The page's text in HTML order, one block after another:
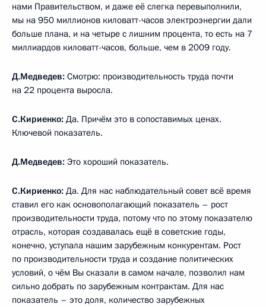
нами Правительством, и даже её слегка перевыполнили,
мы на 950 миллионов киловатт-часов электроэнергии дали
больше плана, и на четыре с лишним процента, то есть на 7
миллиардов киловатт-часов, больше, чем в 2009 году.
Д.Медведев: Смотрю: производительность труда почти
на 22 процента выросла.
С.Кириенко: Да. Причём это в сопоставимых ценах.
Ключевой показатель.
Д.Медведев: Это хороший показатель.
С.Кириенко: Да. Для нас наблюдательный совет всё время
ставил его как основополагающий показатель – рост
производительности труда, потому что по этому показателю
отрасль, которая создавалась ещё в советские годы,
конечно, уступала нашим зарубежным конкурентам. Рост
по производительности труда и создание политических
условий, о чём Вы сказали в самом начале, позволил нам
сильно добрать по зарубежным контрактам. Для нас
показатель – это доля, количество зарубежных